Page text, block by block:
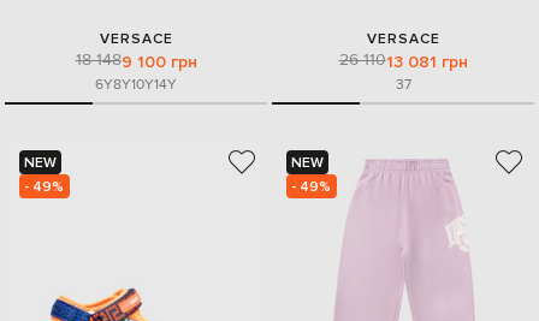
VERSACE
18 1489 100 грн
6Y8Y10Y14Y
VERSACE
26 11013 081 грн
37
NEW
- 49%
NEW
- 49%